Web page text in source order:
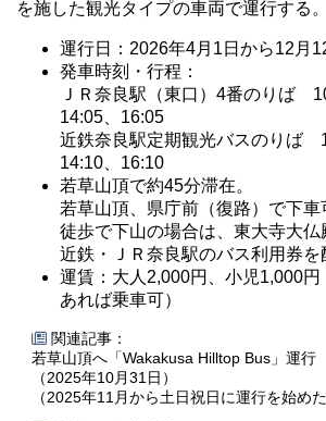
を施した観光タイプの車両で運行する。
運行日：2026年4月1日から12月
発車時刻・行程：
ＪＲ奈良駅（東口）4番のりば
14:05、16:05
近鉄奈良駅定期観光バスのりば
14:10、16:10
若草山頂で約45分滞在。
若草山頂、県庁前（復路）で下車
徒歩で下山の場合は、東大寺大
近鉄・ＪＲ奈良駅のバス利用券を
運賃：大人2,000円、小児1,000
あれば乗車可）
関連記事：
若草山頂へ「Wakakusa Hilltop Bus」運
（2025年10月31日）
（2025年11月から土日祝日に運行を始めた